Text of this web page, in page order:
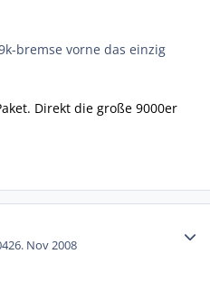
bremse vorne das einzig
Direkt die große 9000er
26. Nov 2008